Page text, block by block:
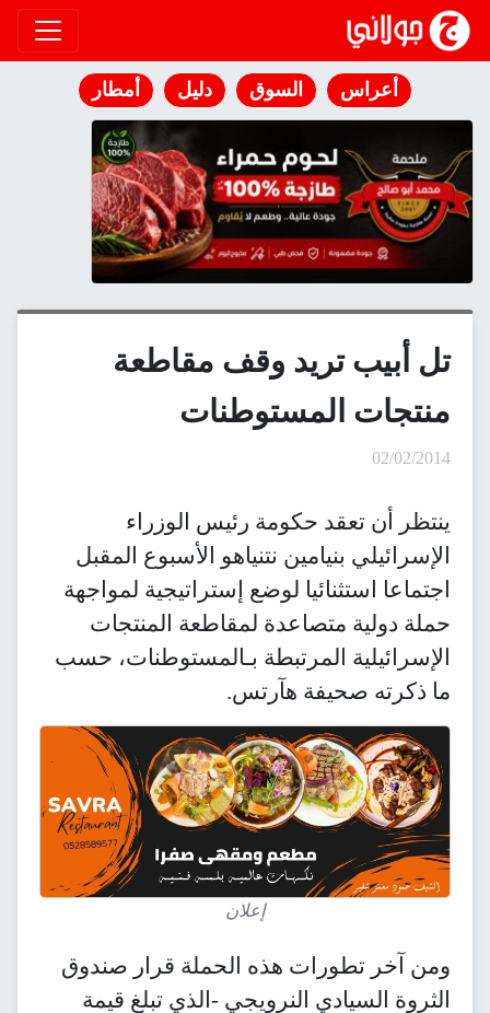
انتقل إلى المحتوى
أعراس السوق دليل أمطار
تل أبيب تريد وقف مقاطعة
منتجات المستوطنات
02/02/2014
ينتظر أن تعقد حكومة رئيس الوزراء
الإسرائيلي بنيامين نتنياهو الأسبوع المقبل
اجتماعا استثنائيا لوضع إستراتيجية لمواجهة
حملة دولية متصاعدة لمقاطعة المنتجات
الإسرائيلية المرتبطة بـالمستوطنات، حسب
ما ذكرته صحيفة هآرتس.
إعلان
ومن آخر تطورات هذه الحملة قرار صندوق
الثروة السيادي النرويجي -الذي تبلغ قيمة